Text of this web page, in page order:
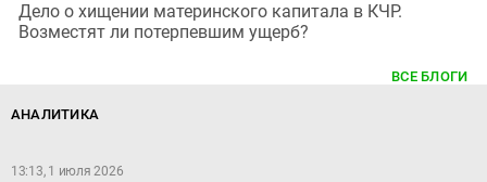
Дело о хищении материнского капитала в КЧР.
Возместят ли потерпевшим ущерб?
ВСЕ БЛОГИ
АНАЛИТИКА
13:13, 1 июля 2026